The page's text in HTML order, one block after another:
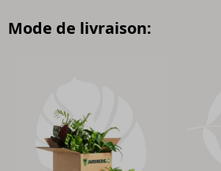
Mode de livraison: